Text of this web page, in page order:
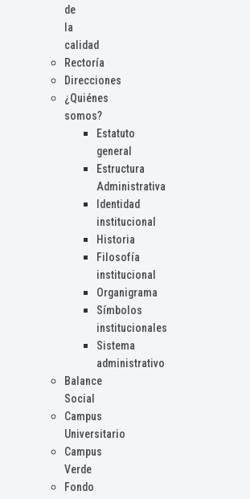
de
la
calidad
Rectoría
Direcciones
¿Quiénes
somos?
Estatuto
general
Estructura
Administrativa
Identidad
institucional
Historia
Filosofía
institucional
Organigrama
Símbolos
institucionales
Sistema
administrativo
Balance
Social
Campus
Universitario
Campus
Verde
Fondo